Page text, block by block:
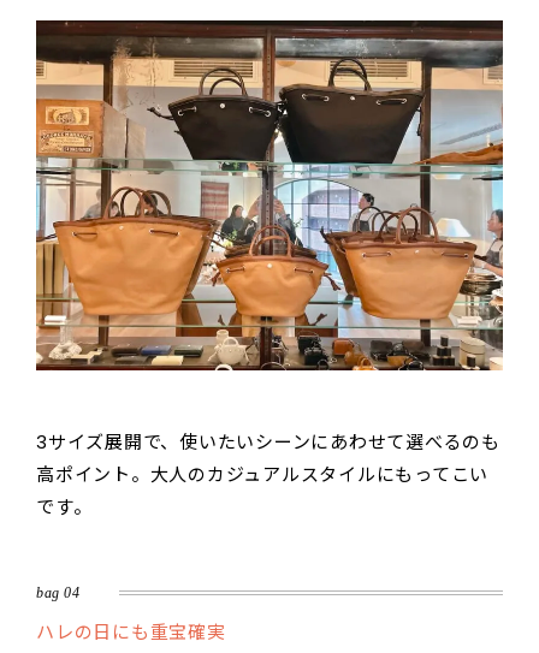
3サイズ展開で、使いたいシーンにあわせて選べるのも
高ポイント。大人のカジュアルスタイルにもってこい
です。
bag 04
ハレの日にも重宝確実